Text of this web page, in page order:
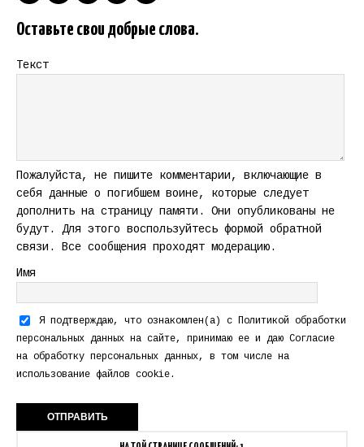
Оставьте свои добрые слова.
Текст
Пожалуйста, не пишите комментарии, включающие в
себя данные о погибшем воине, которые следует
дополнить на страницу памяти. Они опубликованы не
будут. Для этого воспользуйтесь формой обратной
связи. Все сообщения проходят модерацию.
Имя
Я подтверждаю, что ознакомлен(а) с Политикой обработки
персональных данных на сайте, принимаю ее и даю Согласие
на обработку персональных данных, в том числе на
использование файлов cookie.